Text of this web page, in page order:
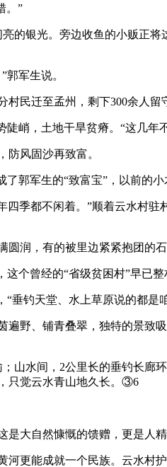
。”
银光。旁边收鱼的小贩正将
军生说。
迁至孟州，剩下300余人留
，土地干旱贫瘠。“这几年
风固沙再致富。
军生的“致富宝”，以前的小
都不闲着。”顺着云水村驻
，有的被里边紧紧抱团的
曾经的“省级贫困村”早已整
钓天堂、水上草原说的都是
、铺青叠翠，独特的景致
水间，2公里长的垂钓长廊
只觉云水青山地久长。③6
大自然慷慨的馈赠，更是人精
能成就一个民族。云水村